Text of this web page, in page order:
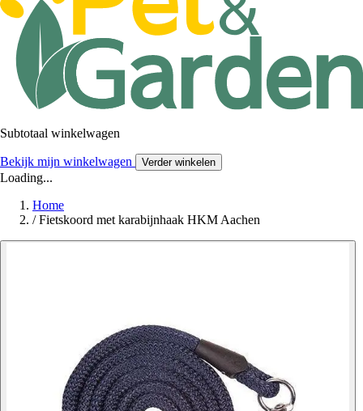
Subtotaal winkelwagen
Bekijk mijn winkelwagen Verder winkelen
Loading...
Home
/ Fietskoord met karabijnhaak HKM Aachen